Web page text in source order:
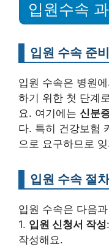
입원수속
입원 수속 준
입원 수속은 병원
하기 위한 첫 단계
요. 여기에는 신분
다. 특히 건강보험
으로 요구하므로
입원 수속 절차
입원 수속은 다음
1. 입원 신청서 작성
작성해요.